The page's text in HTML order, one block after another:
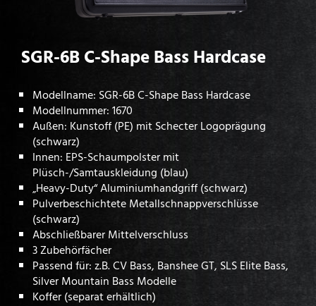
SGR-6B C-Shape Bass Hardcase
Modellname: SGR-6B C-Shape Bass Hardcase
Modellnummer: 1670
Außen: Kunstoff (PE) mit Schecter Logoprägung
(schwarz)
Innen: EPS-Schaumpolster mit
Plüsch-/Samtauskleidung (blau)
„Heavy-Duty“ Aluminiumhandgriff (schwarz)
Pulverbeschichtete Metallschnappverschlüsse
(schwarz)
Abschließbarer Mittelverschluss
3 Zubehörfächer
Passend für: z.B. CV Bass, Banshee GT, SLS Elite Bass,
Silver Mountain Bass Modelle
Koffer (separat erhältlich)